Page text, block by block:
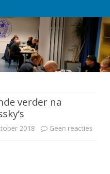
de
inhoudverder na
2018 Geen reacties